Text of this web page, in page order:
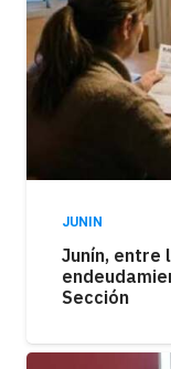
JUNIN
Junín, entre
Sección